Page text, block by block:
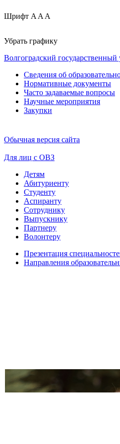
Шрифт A A A
Убрать графику
Волгоградский государственный
Сведения об
Нормативные документы
Часто задаваемые вопросы
Научные мероприятия
Закупки
Обычная версия сайта
Для лиц с ОВЗ
Детям
Абитуриенту
Студенту
Аспиранту
Сотруднику
Выпускнику
Партнеру
Волонтеру
Презентация
Направления